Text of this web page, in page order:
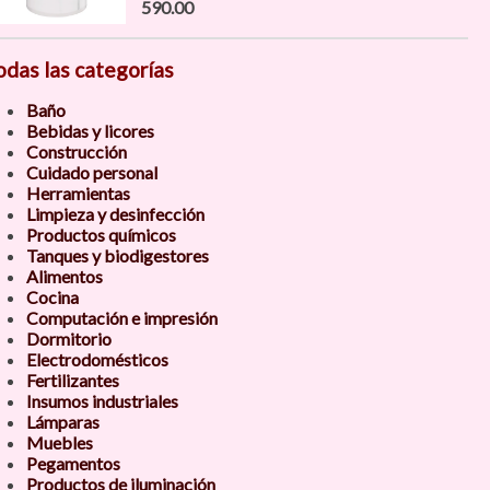
590.00
las categorías
Baño
Bebidas y licores
Construcción
Cuidado personal
Herramientas
Limpieza y desinfección
Productos químicos
Tanques y biodigestores
Alimentos
Cocina
Computación e impresión
Dormitorio
Electrodomésticos
Fertilizantes
Insumos industriales
Lámparas
Muebles
Pegamentos
Productos de iluminación